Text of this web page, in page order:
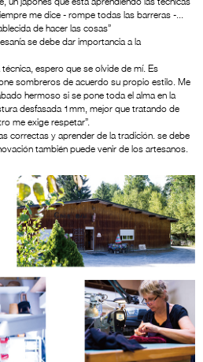
me dice - rompe todas las barreras -...
de hacer las cosas”
se debe dar importancia a la
espero que se olvide de mí. Es
sombreros de acuerdo su propio estilo. Me
hermoso si se pone toda el alma en la
desfasada 1mm, mejor que tratando de
me exige respetar”.
correctas y aprender de la tradición. se debe
también puede venir de los artesanos.